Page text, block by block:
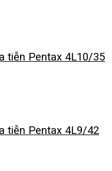
tiễn Pentax 4L10/35
tiễn Pentax 4L9/42